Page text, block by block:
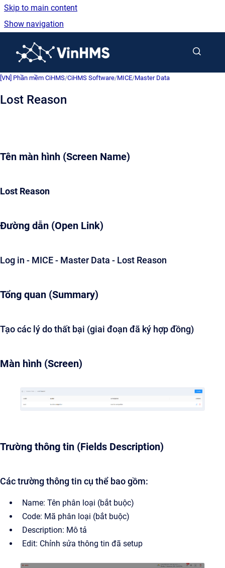
Skip to main content
Show navigation
[VN] Phần mềm CiHMS/CiHMS Software/MICE/Master Data
Lost Reason
Tên màn hình (Screen Name)
Lost Reason
Đường dẫn (Open Link)
Log in - MICE - Master Data - Lost Reason
Tổng quan (Summary)
Tạo các lý do thất bại (giai đoạn đã ký hợp đồng)
Màn hình (Screen)
Trường thông tin (Fields Description)
Các trường thông tin cụ thể bao gồm:
Name: Tên phân loại (bắt buộc)
Code: Mã phân loại (bắt buộc)
Description: Mô tả
Edit: Chỉnh sửa thông tin đã setup